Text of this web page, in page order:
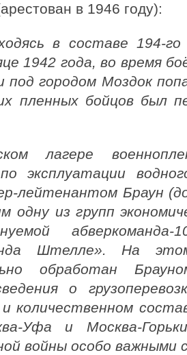
в 1946 году):
в составе 194-
1942 года, во время
под городом Моздок
пленных бойцов был
лагере
эксплуатации
лейтенантом Браун
одну из групп
Штелле». На
обработан
о
количественном
Уфа и Москва-
войны особо важными